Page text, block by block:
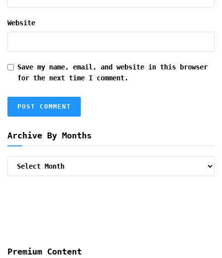
Website
Save my name, email, and website in this browser
for the next time I comment.
Archive By Months
Archive
Premium Content